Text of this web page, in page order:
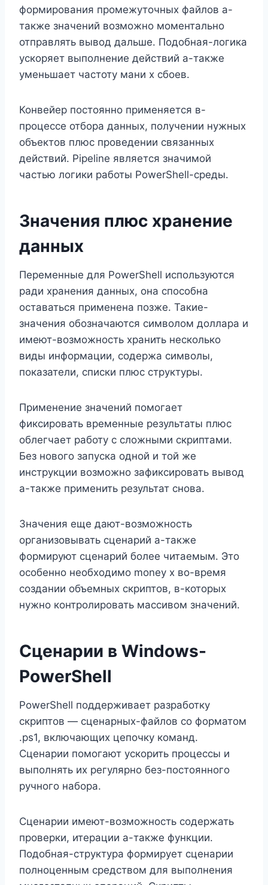
формирования промежуточных файлов а-
также значений возможно моментально
отправлять вывод дальше. Подобная-логика
ускоряет выполнение действий а-также
уменьшает частоту мани х сбоев.
Конвейер постоянно применяется в-
процессе отбора данных, получении нужных
объектов плюс проведении связанных
действий. Pipeline является значимой
частью логики работы PowerShell-среды.
Значения плюс хранение
данных
Переменные для PowerShell используются
ради хранения данных, она способна
оставаться применена позже. Такие-
значения обозначаются символом доллара и
имеют-возможность хранить несколько
виды информации, содержа символы,
показатели, списки плюс структуры.
Применение значений помогает
фиксировать временные результаты плюс
облегчает работу с сложными скриптами.
Без нового запуска одной и той же
инструкции возможно зафиксировать вывод
а-также применить результат снова.
Значения еще дают-возможность
организовывать сценарий а-также
формируют сценарий более читаемым. Это
особенно необходимо money x во-время
создании объемных скриптов, в-которых
нужно контролировать массивом значений.
Сценарии в Windows-
PowerShell
PowerShell поддерживает разработку
скриптов — сценарных-файлов со форматом
.ps1, включающих цепочку команд.
Сценарии помогают ускорить процессы и
выполнять их регулярно без-постоянного
ручного набора.
Сценарии имеют-возможность содержать
проверки, итерации а-также функции.
Подобная-структура формирует сценарии
полноценным средством для выполнения